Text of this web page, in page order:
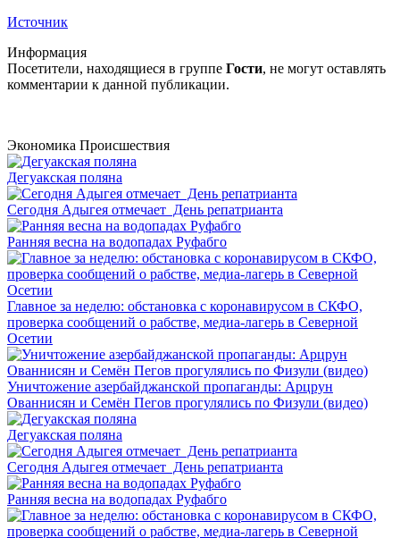
Источник
Информация
Посетители, находящиеся в группе Гости, не могут оставлять
комментарии к данной публикации.
Экономика Происшествия
Дегуакская поляна
Сегодня Адыгея отмечает День репатрианта
Ранняя весна на водопадах Руфабго
Главное за неделю: обстановка с коронавирусом в СКФО,
проверка сообщений о рабстве, медиа-лагерь в Северной
Осетии
Уничтожение азербайджанской пропаганды: Арцрун
Ованнисян и Семён Пегов прогулялись по Физули (видео)
Дегуакская поляна
Сегодня Адыгея отмечает День репатрианта
Ранняя весна на водопадах Руфабго